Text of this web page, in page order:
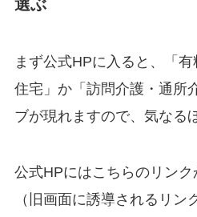
選ぶ
まず公式HPに入ると、「
住宅」か「訪問介護・通所
ブが現れますので、気なる
公式HPにはこちらのリンク
（旧画面に誘導されるリン